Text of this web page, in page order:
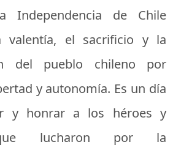
Independencia de Chile
valentía, el sacrificio y la
del pueblo chileno por
y autonomía. Es un día
y honrar a los héroes y
lucharon por la